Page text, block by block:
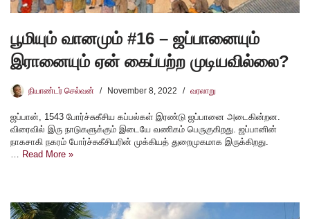
பூமியும் வானமும் #16 – ஜப்பானையும்
இரானையும் ஏன் கைப்பற்ற முடியவில்லை?
நியாண்டர் செல்வன் November 8, 2022 வரலாறு
ஜப்பான், 1543 போர்ச்சுகீசிய கப்பல்கள் இரண்டு ஜப்பானை அடைகின்றன.
விரைவில் இரு நாடுகளுக்கும் இடையே வணிகம் பெருகுகிறது. ஜப்பானின்
நாகசாகி நகரம் போர்ச்சுகீசியரின் முக்கியத் துறைமுகமாக இருக்கிறது.
… Read More »